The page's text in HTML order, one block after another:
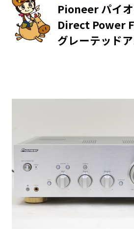
Pioneer パイ
Direct Power
グレーテッド